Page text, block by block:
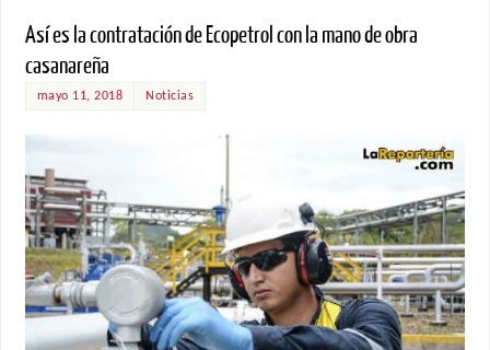
Así es la contratación de Ecopetrol con la mano de obra
casanareña
mayo 11, 2018 Noticias